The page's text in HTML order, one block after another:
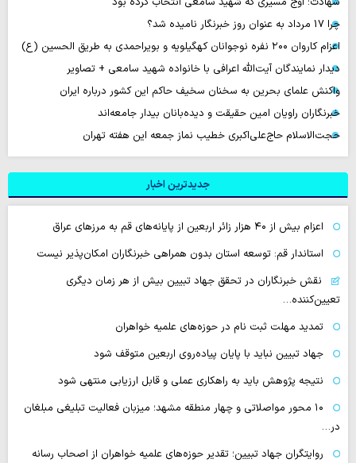
چرا 17 مرداد به عنوان روز خبرنگار نامیده شد؟
اعزام کاروان ۲۰۰ نفره نوجوانان کهگیلویه و بویراحمدی به طریق الحسین (ع)
دیدار نمایندگان آیت‌الله اعرافی با خانواده شهید سامعی + تصاویر
واکنش علمای بحرین به سخنان سخیف حاکم این کشور درباره ایران
خبرنگاران راویان امین حقیقت و دیده‌بانان بیدار جامعه‌اند
حجت‌الاسلام حاج‌علی‌اکبری خطیب نماز جمعه این هفته تهران
جدیدترین اخبار
اعزام بیش از ۴۰ هزار زائر اربعین از پایانه‌های قم به مرزهای عراق
استاندار قم: توسعه استان بدون همراهی خبرنگاران امکان‌پذیر نیست
نقش خبرنگاران در تحقق جهاد تبیین بیش از هر زمان دیگری
تعیین‌کننده…
تمدید مهلت ثبت نام در حوزه‌های علمیه خواهران
جهاد تبیین نباید با پایان پیاده‌روی اربعین متوقف شود
نتیجه پژوهش باید به راهکاری عملی و قابل ارزیابی منتهی شود
۱۰ محور مواصلاتی و چهار منطقه مشهد؛ میزبان فعالیت تبلیغی مبلغان
در…
روایتگران جهاد تبیین؛ تقدیر حوزه‌های علمیه خواهران از اصحاب رسانه